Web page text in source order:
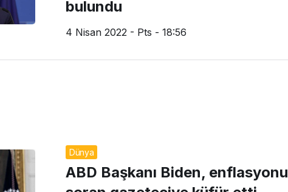
bulundu
4 Nisan 2022 - Pts - 18:56
Dünya
ABD Başkanı Biden, enflasyonu